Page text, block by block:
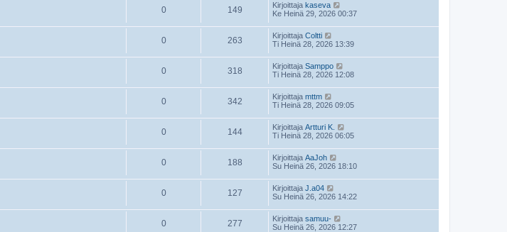
0 149 Kirjoittaja kaseva
Ke Heinä 29, 2026 00:37
0 263 Kirjoittaja Coltti
Ti Heinä 28, 2026 13:39
0 318 Kirjoittaja Samppo
Ti Heinä 28, 2026 12:08
0 342 Kirjoittaja mttm
Ti Heinä 28, 2026 09:05
0 144 Kirjoittaja Artturi K.
Ti Heinä 28, 2026 06:05
0 188 Kirjoittaja AaJoh
Su Heinä 26, 2026 18:10
0 127 Kirjoittaja J.a04
Su Heinä 26, 2026 14:22
0 277 Kirjoittaja samuu-
Su Heinä 26, 2026 12:27